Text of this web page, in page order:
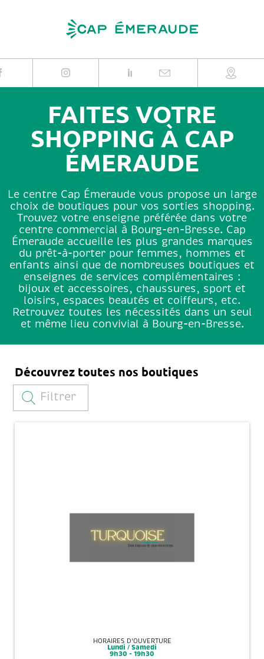
FAITES VOTRE
SHOPPING À CAP
ÉMERAUDE
Le centre Cap Émeraude vous propose un large
choix de boutiques pour vos sorties shopping.
Trouvez votre enseigne préférée dans votre
centre commercial à Bourg-en-Bresse. Cap
Émeraude accueille les plus grandes marques
du prêt-à-porter pour femmes, hommes et
enfants ainsi que de nombreuses boutiques et
enseignes de services complémentaires :
bijoux et accessoires, chaussures, sport et
loisirs, espaces beautés et coiffeurs, etc.
Retrouvez toutes les nécessités dans un seul
et même lieu convivial à Bourg-en-Bresse.
Découvrez toutes nos boutiques
Filtrer
HORAIRES D'OUVERTURE
Lundi / Samedi
9h30 - 19h30